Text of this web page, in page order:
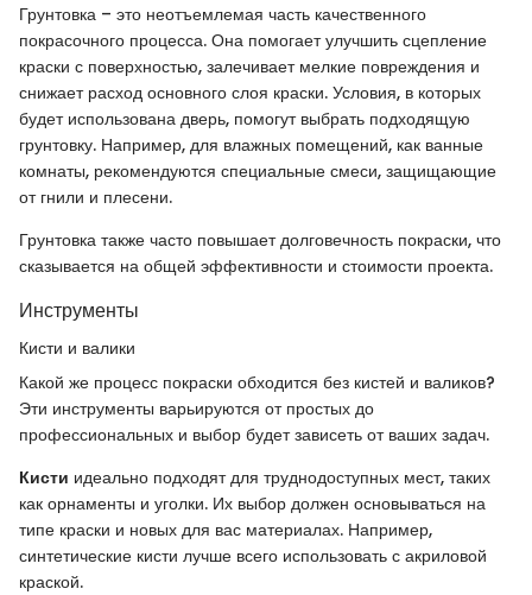
Грунтовка – это неотъемлемая часть качественного
покрасочного процесса. Она помогает улучшить сцепление
краски с поверхностью, залечивает мелкие повреждения и
снижает расход основного слоя краски. Условия, в которых
будет использована дверь, помогут выбрать подходящую
грунтовку. Например, для влажных помещений, как ванные
комнаты, рекомендуются специальные смеси, защищающие
от гнили и плесени.
Грунтовка также часто повышает долговечность покраски, что
сказывается на общей эффективности и стоимости проекта.
Инструменты
Кисти и валики
Какой же процесс покраски обходится без кистей и валиков?
Эти инструменты варьируются от простых до
профессиональных и выбор будет зависеть от ваших задач.
Кисти идеально подходят для труднодоступных мест, таких
как орнаменты и уголки. Их выбор должен основываться на
типе краски и новых для вас материалах. Например,
синтетические кисти лучше всего использовать с акриловой
краской.